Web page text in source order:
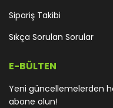
Sipariş Takibi
Sıkça Sorulan Sorular
E-BÜLTEN
Yeni güncellemelerden
abone olun!